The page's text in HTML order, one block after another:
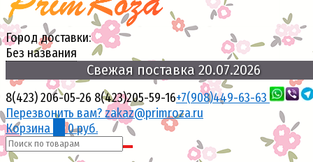
Город доставки:
Без названия
Свежая поставка 20.07.2026
8(423) 206-05-26 8(423)205-59-16+7(908)449-63-63
Перезвонить вам?zakaz@primroza.ru
Корзина
0 руб.